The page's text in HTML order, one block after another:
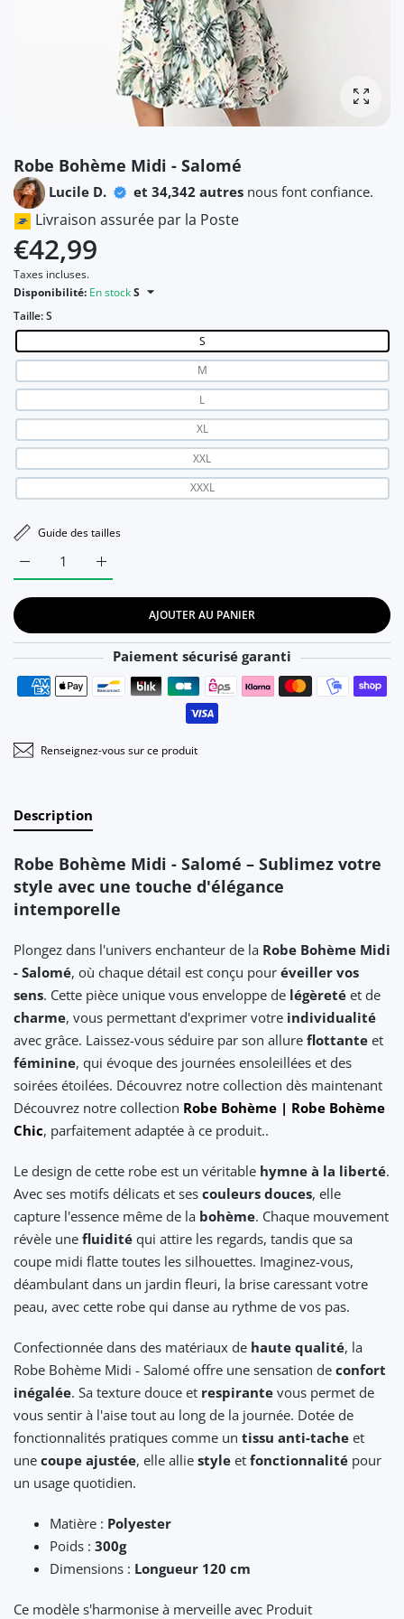
Robe Bohème Midi - Salomé
Lucile D. et 34,342 autres nous font confiance.
Livraison assurée par la Poste
€42,99
Taxes incluses.
Disponibilité: En stockS
Taille:S
S
M
L
XL
XXL
XXXL
Guide des tailles
Augmenter la quantité de Robe Bohème Midi -
Augmenter la quantité de Robe Bohème Midi - Salomé S
AJOUTER AU PANIER
Paiement sécurisé garanti
Moyens de paiement
Renseignez-vous sur ce produit
Description
Robe Bohème Midi - Salomé – Sublimez votre
style avec une touche d'élégance
intemporelle
Plongez dans l'univers enchanteur de la Robe Bohème Midi
- Salomé, où chaque détail est conçu pour éveiller vos
sens. Cette pièce unique vous enveloppe de légèreté et de
charme, vous permettant d'exprimer votre individualité
avec grâce. Laissez-vous séduire par son allure flottante et
féminine, qui évoque des journées ensoleillées et des
soirées étoilées. Découvrez notre collection dès maintenant
Découvrez notre collection Robe Bohème | Robe Bohème
Chic, parfaitement adaptée à ce produit..
Le design de cette robe est un véritable hymne à la liberté.
Avec ses motifs délicats et ses couleurs douces, elle
capture l'essence même de la bohème. Chaque mouvement
révèle une fluidité qui attire les regards, tandis que sa
coupe midi flatte toutes les silhouettes. Imaginez-vous,
déambulant dans un jardin fleuri, la brise caressant votre
peau, avec cette robe qui danse au rythme de vos pas.
Confectionnée dans des matériaux de haute qualité, la
Robe Bohème Midi - Salomé offre une sensation de confort
inégalée. Sa texture douce et respirante vous permet de
vous sentir à l'aise tout au long de la journée. Dotée de
fonctionnalités pratiques comme un tissu anti-tache et
une coupe ajustée, elle allie style et fonctionnalité pour
un usage quotidien.
Matière : Polyester
Poids : 300g
Dimensions : Longueur 120 cm
Ce modèle s'harmonise à merveille avec Produit